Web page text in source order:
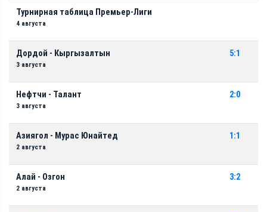
Турнирная таблица Премьер-Лиги
4 августа
Дордой - Кыргызалтын
3 августа
5:1
Нефтчи - Талант
3 августа
2:0
Азиягол - Мурас Юнайтед
2 августа
1:1
Алай - Озгон
2 августа
3:2